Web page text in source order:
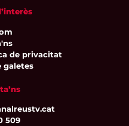
de privacitat
galetes
509